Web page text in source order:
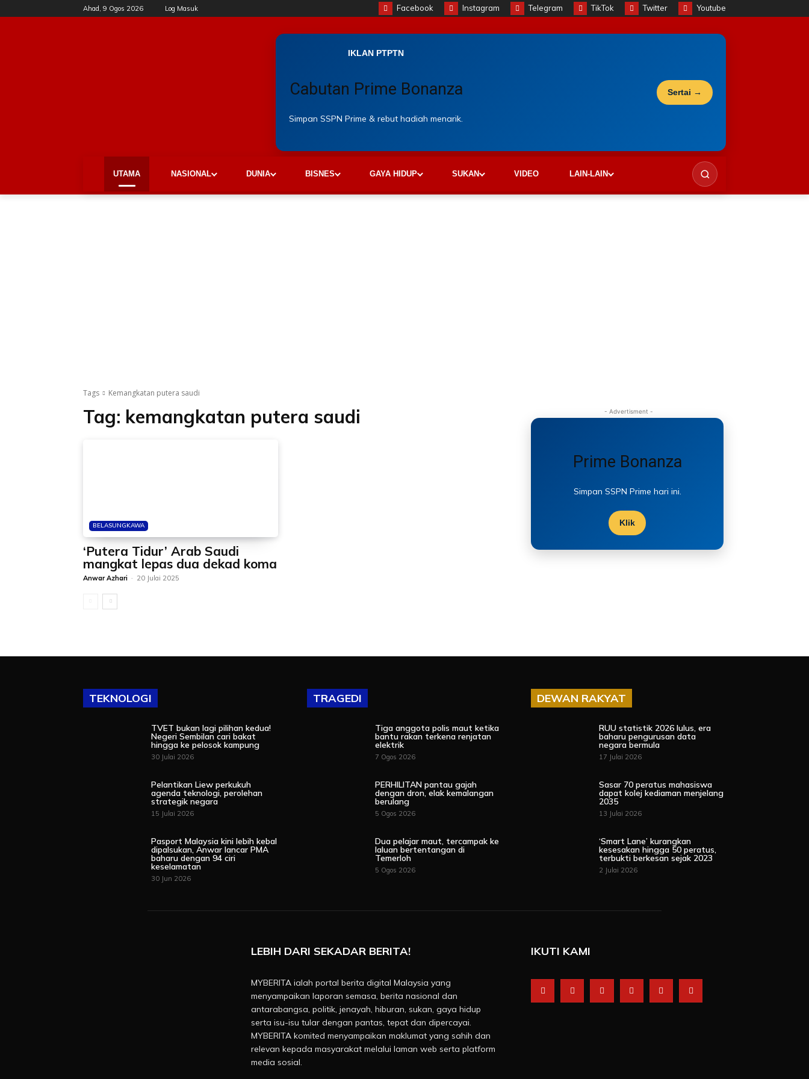
Ahad, 9 Ogos 2026 Log Masuk Facebook Instagram Telegram TikTok Twitter Youtube
IKLAN PTPTN
Cabutan Prime Bonanza
Simpan SSPN Prime & rebut hadiah menarik.
Sertai →
UTAMA NASIONAL DUNIA BISNES GAYA HIDUP SUKAN VIDEO LAIN-LAIN
Tags Kemangkatan putera saudi
Tag: kemangkatan putera saudi
BELASUNGKAWA
‘Putera Tidur’ Arab Saudi
mangkat lepas dua dekad koma
Anwar Azhari - 20 Julai 2025
- Advertisment -
Prime Bonanza
Simpan SSPN Prime hari ini.
Klik
TEKNOLOGI
TVET bukan lagi pilihan kedua!
Negeri Sembilan cari bakat
hingga ke pelosok kampung
30 Julai 2026
Pelantikan Liew perkukuh
agenda teknologi, perolehan
strategik negara
15 Julai 2026
Pasport Malaysia kini lebih kebal
dipalsukan, Anwar lancar PMA
baharu dengan 94 ciri
keselamatan
30 Jun 2026
TRAGEDI
Tiga anggota polis maut ketika
bantu rakan terkena renjatan
elektrik
7 Ogos 2026
PERHILITAN pantau gajah
dengan dron, elak kemalangan
berulang
5 Ogos 2026
Dua pelajar maut, tercampak ke
laluan bertentangan di
Temerloh
5 Ogos 2026
DEWAN RAKYAT
RUU statistik 2026 lulus, era
baharu pengurusan data
negara bermula
17 Julai 2026
Sasar 70 peratus mahasiswa
dapat kolej kediaman menjelang
2035
13 Julai 2026
‘Smart Lane’ kurangkan
kesesakan hingga 50 peratus,
terbukti berkesan sejak 2023
2 Julai 2026
LEBIH DARI SEKADAR BERITA!
MYBERITA ialah portal berita digital Malaysia yang
menyampaikan laporan semasa, berita nasional dan
antarabangsa, politik, jenayah, hiburan, sukan, gaya hidup
serta isu-isu tular dengan pantas, tepat dan dipercayai.
MYBERITA komited menyampaikan maklumat yang sahih dan
relevan kepada masyarakat melalui laman web serta platform
media sosial.
IKUTI KAMI